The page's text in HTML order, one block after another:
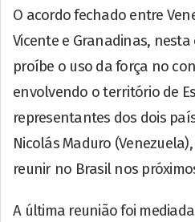
O acordo fechado entre
Vicente e Granadinas,
proíbe o uso da força no
envolvendo o território de
representantes dos dois
Nicolás Maduro
reunir no Brasil nos
A última reunião foi